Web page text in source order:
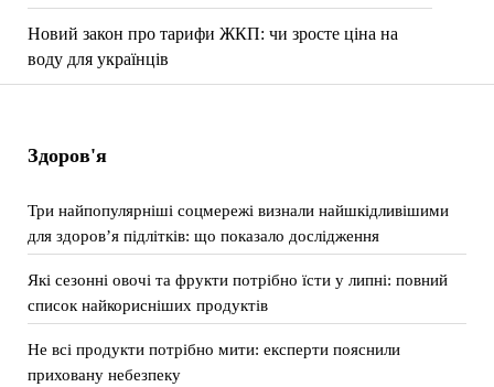
Новий закон про тарифи ЖКП: чи зросте ціна на
воду для українців
Здоров'я
Три найпопулярніші соцмережі визнали найшкідливішими
для здоров’я підлітків: що показало дослідження
Які сезонні овочі та фрукти потрібно їсти у липні: повний
список найкорисніших продуктів
Не всі продукти потрібно мити: експерти пояснили
приховану небезпеку